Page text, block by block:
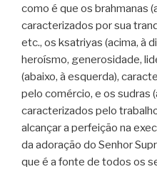
como é que os brahmanas
caracterizados por sua
etc., os ksatriyas (acima, à
heroísmo, generosidade,
(abaixo, à esquerda),
pelo comércio, e os sudras
caracterizados pelo
alcançar a perfeição na
da adoração do Senhor
que é a fonte de todos os